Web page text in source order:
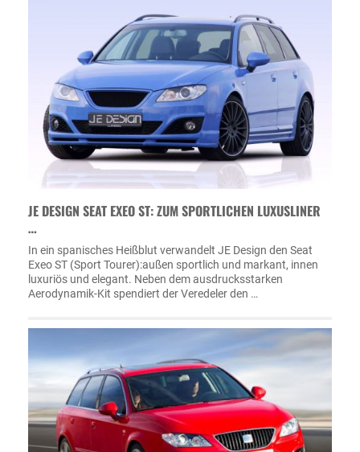
JE DESIGN SEAT EXEO ST: ZUM SPORTLICHEN LUXUSLINER
…
In ein spanisches Heißblut verwandelt JE Design den Seat
Exeo ST (Sport Tourer):außen sportlich und markant, innen
luxuriös und elegant. Neben dem ausdrucksstarken
Aerodynamik-Kit spendiert der Veredeler den …